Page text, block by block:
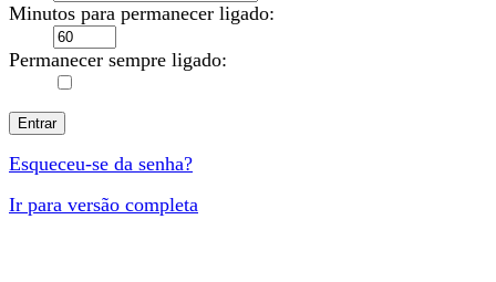
Minutos para permanecer ligado:
Permanecer sempre ligado:
Esqueceu-se da senha?
Ir para versão completa